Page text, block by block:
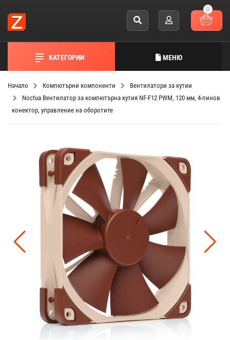
0
КАТЕГОРИИ МЕНЮ
Начало Компютърни компоненти
Вентилатори за кутии
Noctua Вентилатор за компютърна кутия NF-F12 PWM, 120 мм, 4-пинов
конектор, управление на оборотите